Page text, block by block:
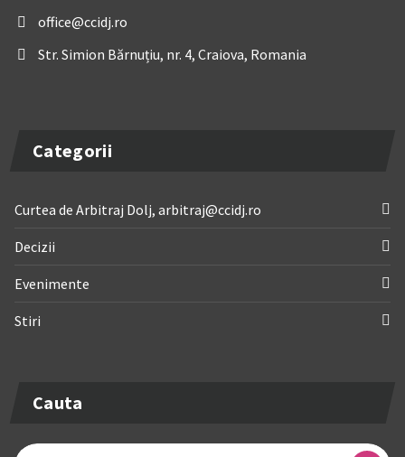
office@ccidj.ro
Str. Simion Bărnuțiu, nr. 4, Craiova, Romania
Categorii
Curtea de Arbitraj Dolj, arbitraj@ccidj.ro
Decizii
Evenimente
Stiri
Cauta